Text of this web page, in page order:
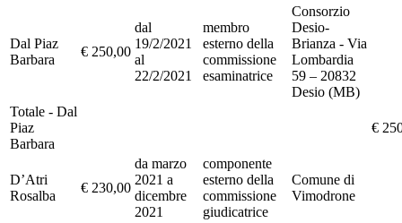
Dal Piaz
Barbara
€ 250,00
dal
19/2/2021
al
22/2/2021
membro
esterno della
commissione
esaminatrice
Consorzio
Desio-
Brianza - Via
Lombardia
59 – 20832
Desio (MB)
Totale - Dal
Piaz
Barbara
€
D’Atri
Rosalba
€ 230,00
da marzo
2021 a
dicembre
2021
componente
esterno della
commissione
giudicatrice
Comune di
Vimodrone